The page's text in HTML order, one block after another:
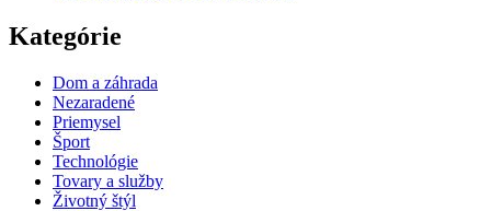
Kategórie
Dom a záhrada
Nezaradené
Priemysel
Šport
Technológie
Tovary a služby
Životný štýl